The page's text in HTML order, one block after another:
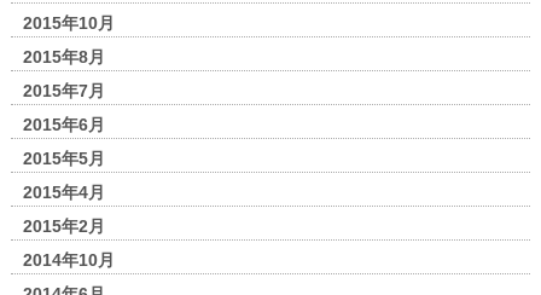
2015年10月
2015年8月
2015年7月
2015年6月
2015年5月
2015年4月
2015年2月
2014年10月